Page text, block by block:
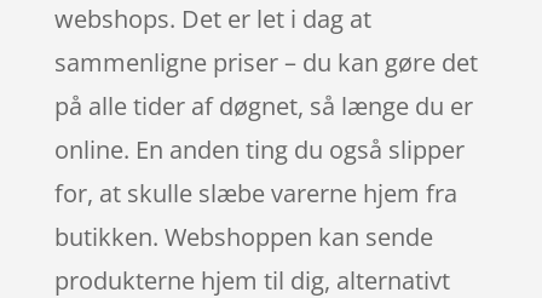
webshops. Det er let i dag at
sammenligne priser – du kan gøre det
på alle tider af døgnet, så længe du er
online. En anden ting du også slipper
for, at skulle slæbe varerne hjem fra
butikken. Webshoppen kan sende
produkterne hjem til dig, alternativt